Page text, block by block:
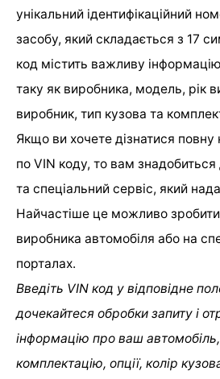
унікальний ідентифікаційний
засобу, який складається з 17
код містить важливу
таку як виробника, модель, рік
виробник, тип кузова та
Якщо ви хочете дізнатися
по VIN коду, то вам знадобиться
та спеціальний сервіс, який
Найчастіше це можливо зробити
виробника автомобіля або на
порталах.
Введіть VIN код у відповідне
дочекайтеся обробки запиту і
інформацію про ваш
комплектацію, опції, колір